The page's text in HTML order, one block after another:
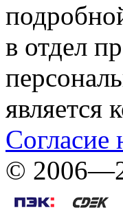
в отдел
является
Согласие
©